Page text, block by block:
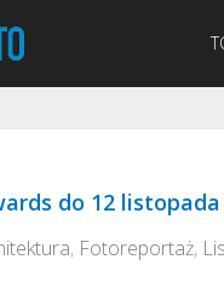
do 12 listopada
, Fotoreportaż,